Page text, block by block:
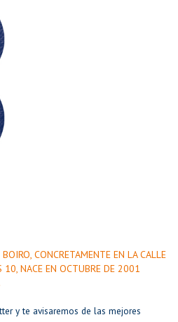
CONCRETAMENTE EN LA CALLE
10, NACE EN OCTUBRE DE 2001
y te avisaremos de las mejores